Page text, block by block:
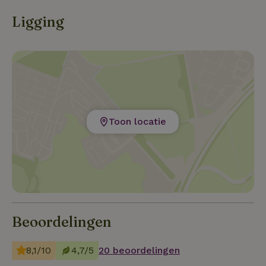
Ligging
Toon locatie
Beoordelingen
8,1/10 4,7/5 20 beoordelingen